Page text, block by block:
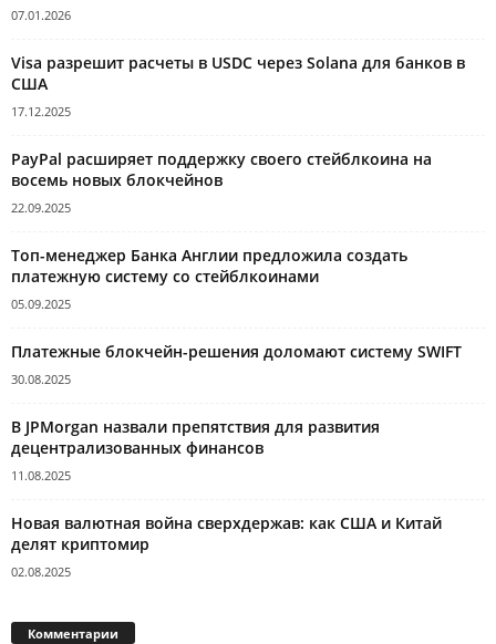
07.01.2026
Visa разрешит расчеты в USDC через Solana для банков в
США
17.12.2025
PayPal расширяет поддержку своего стейблкоина на
восемь новых блокчейнов
22.09.2025
Топ-менеджер Банка Англии предложила создать
платежную систему со стейблкоинами
05.09.2025
Платежные блокчейн-решения доломают систему SWIFT
30.08.2025
В JPMorgan назвали препятствия для развития
децентрализованных финансов
11.08.2025
Новая валютная война сверхдержав: как США и Китай
делят криптомир
02.08.2025
Комментарии